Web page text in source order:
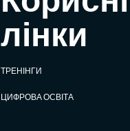
лінки
ТРЕНІНГИ
ЦИФРОВА ОСВІТА